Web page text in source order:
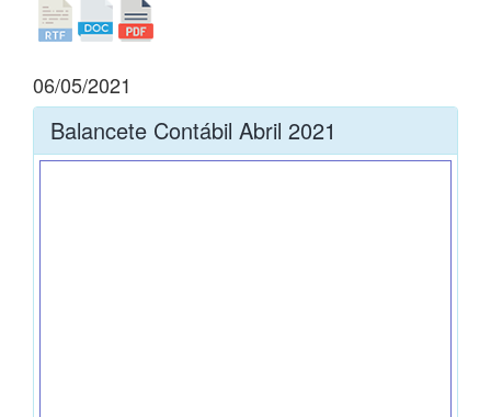
06/05/2021
Balancete Contábil Abril 2021